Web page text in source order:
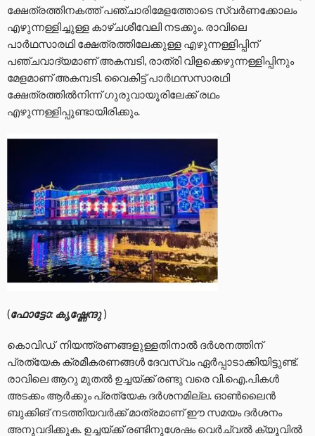
ക്ഷേത്രത്തിനകത്ത് പഞ്ചാരിമേളത്തോടെ സ്വർണക്കോലം
എഴുന്നള്ളിച്ചുള്ള കാഴ്ചശീവേലി നടക്കും. രാവിലെ
പാർഥസാരഥി ക്ഷേത്രത്തിലേക്കുള്ള എഴുന്നള്ളിപ്പിന്
പഞ്ചവാദ്യമാണ് അകമ്പടി, രാത്രി വിളക്കെഴുന്നള്ളിപ്പിനും
മേളമാണ് അകമ്പടി. വൈകിട്ട് പാർഥസസാരഥി
ക്ഷേത്രത്തിൽനിന്ന് ഗുരുവായൂരിലേക്ക് രഥം
എഴുന്നള്ളിപ്പുണ്ടായിരിക്കും.
(ഫോട്ടോ: കൃഷ്ണേന്ദു)
കൊവിഡ് നിയന്ത്രണങ്ങളുള്ളതിനാൽ ദർശനത്തിന്
പ്രത്യേക ക്രമീകരണങ്ങൾ ദേവസ്വം ഏർപ്പാടാക്കിയിട്ടുണ്ട്.
രാവിലെ ആറു മുതൽ ഉച്ചയ്ക്ക് രണ്ടു വരെ വി.ഐ.പികൾ
അടക്കം ആർക്കും പ്രത്യേക ദർശനമില്ല. ഓൺലൈൻ
ബുക്കിങ് നടത്തിയവർക്ക് മാത്രമാണ് ഈ സമയം ദർശനം
അനുവദിക്കുക. ഉച്ചയ്ക്ക് രണ്ടിനുശേഷം വെർച്വൽ ക്യൂവിൽ